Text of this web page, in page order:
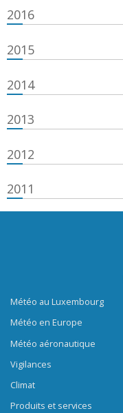
2016
2015
2014
2013
2012
2011
Météo au Luxembourg
Météo en Europe
Météo aéronautique
Vigilances
Climat
Produits et services